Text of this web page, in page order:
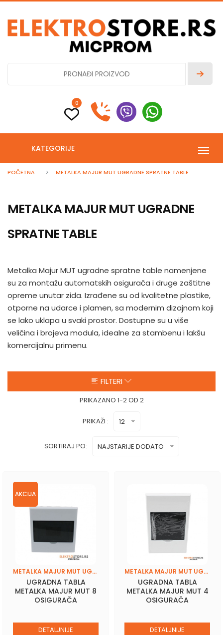
0
KATEGORIJE
POČETNA METALKA MAJUR MUT UGRADNE SPRATNE TABLE
METALKA MAJUR MUT UGRADNE
SPRATNE TABLE
Metalka Majur MUT ugradne spratne table namenjene
su za montažu automatskih osigurača i druge zaštitne
opreme unutar zida. Izrađene su od kvalitetne plastike,
otporne na udarce i plamen, sa modernim dizajnom koji
se lako uklapa u svaki prostor. Dostupne su u više
veličina i brojeva modula, idealne za stambenu i lakšu
komercijalnu primenu.
FILTERI
PRIKAZANO 1-2 OD 2
PRIKAŽI : 12
SORTIRAJ PO: NAJSTARIJE DODATO
AKCIJA
METALKA MAJUR MUT UGRADNE SPRATNE TABLE
UGRADNA TABLA
METALKA MAJUR MUT 8
OSIGURAČA
DETALJNIJE
METALKA MAJUR MUT UGRADNE SPRATNE TABLE
UGRADNA TABLA
METALKA MAJUR MUT 4
OSIGURAČA
DETALJNIJE